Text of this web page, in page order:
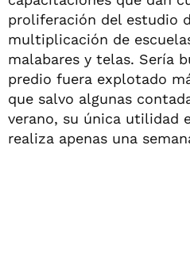
proliferación del estudio
multiplicación de
malabares y telas. Sería
predio fuera explotado
que salvo algunas
verano, su única utilidad
realiza apenas una